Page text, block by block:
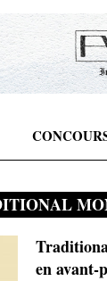
en avant-